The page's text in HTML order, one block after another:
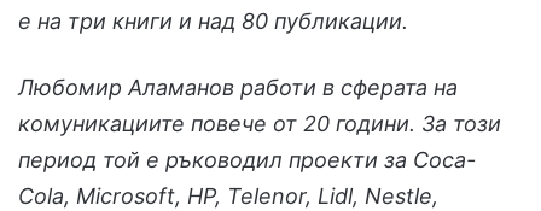
е на три книги и над 80 публикации.
Любомир Аламанов работи в сферата на
комуникациите повече от 20 години. За този
период той е ръководил проекти за Coca-
Cola, Microsoft, HP, Telenor, Lidl, Nestle,